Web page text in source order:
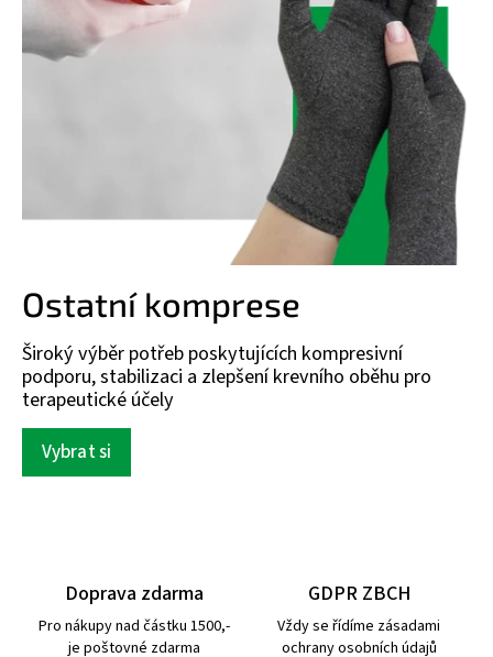
Ostatní komprese
Široký výběr potřeb poskytujících kompresivní
podporu, stabilizaci a zlepšení krevního oběhu pro
terapeutické účely
Vybrat si
Doprava zdarma
Pro nákupy nad částku 1500,-
je poštovné zdarma
GDPR ZBCH
Vždy se řídíme zásadami
ochrany osobních údajů